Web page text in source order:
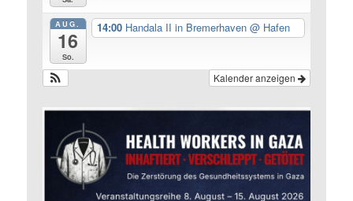
AUG.
16
So.
14:00 Handala II in Bremerhaven @ Hafen
Kalender anzeigen